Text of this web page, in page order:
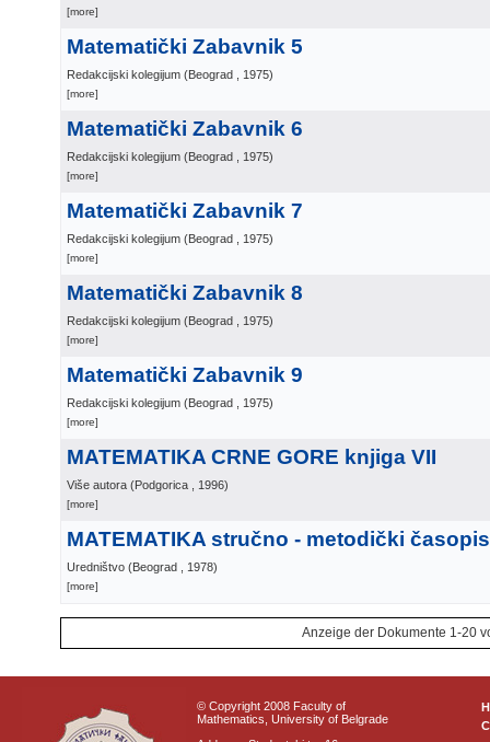
[more]
Matematički Zabavnik 5
Redakcijski kolegijum (Beograd , 1975)
[more]
Matematički Zabavnik 6
Redakcijski kolegijum (Beograd , 1975)
[more]
Matematički Zabavnik 7
Redakcijski kolegijum (Beograd , 1975)
[more]
Matematički Zabavnik 8
Redakcijski kolegijum (Beograd , 1975)
[more]
Matematički Zabavnik 9
Redakcijski kolegijum (Beograd , 1975)
[more]
MATEMATIKA CRNE GORE knjiga VII
Više autora (Podgorica , 1996)
[more]
MATEMATIKA stručno - metodički časopis
Uredništvo (Beograd , 1978)
[more]
Anzeige der Dokumente 1-20
© Copyright 2008 Faculty of
Mathematics, University of Belgrade